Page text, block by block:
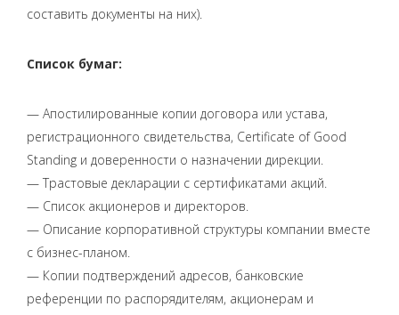
составить документы на них).
Список бумаг:
— Апостилированные копии договора или устава,
регистрационного свидетельства, Certificate of Good
Standing и доверенности о назначении дирекции.
— Трастовые декларации с сертификатами акций.
— Список акционеров и директоров.
— Описание корпоративной структуры компании вместе
с бизнес-планом.
— Копии подтверждений адресов, банковские
референции по распорядителям, акционерам и